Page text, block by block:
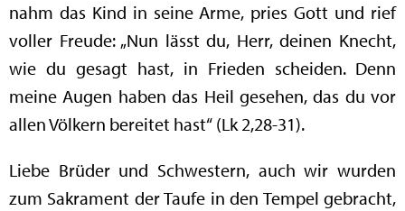
nahm das Kind in seine Arme, pries Gott und rief
voller Freude: „Nun lässt du, Herr, deinen Knecht,
wie du gesagt hast, in Frieden scheiden. Denn
meine Augen haben das Heil gesehen, das du vor
allen Völkern bereitet hast“ (Lk 2,28-31).
Liebe Brüder und Schwestern, auch wir wurden
zum Sakrament der Taufe in den Tempel gebracht,